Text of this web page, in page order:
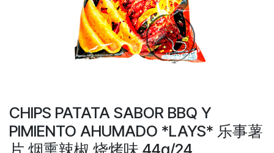
CHIPS PATATA SABOR BBQ Y
PIMIENTO AHUMADO *LAYS* 乐事薯
片 烟熏辣椒 烧烤味 44g/24